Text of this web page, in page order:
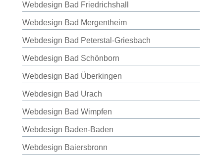
Webdesign Bad Friedrichshall
Webdesign Bad Mergentheim
Webdesign Bad Peterstal-Griesbach
Webdesign Bad Schönborn
Webdesign Bad Überkingen
Webdesign Bad Urach
Webdesign Bad Wimpfen
Webdesign Baden-Baden
Webdesign Baiersbronn